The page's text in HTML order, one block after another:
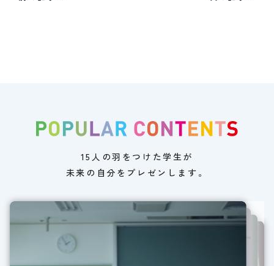
15人の羽をつけた学生が
未来の自分をプレゼンします。